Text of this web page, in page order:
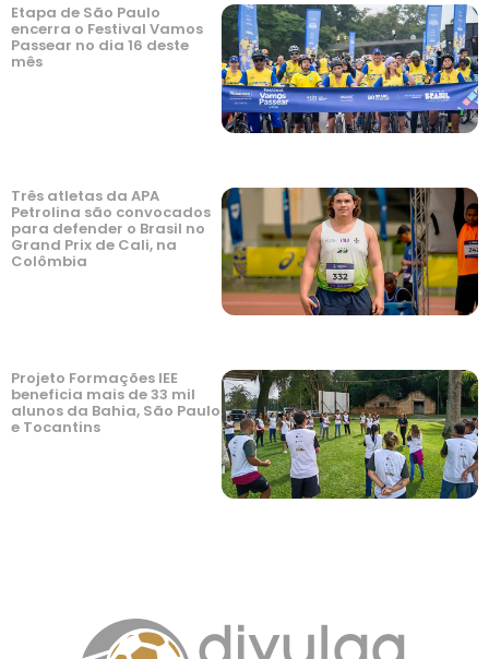
Etapa de São Paulo
encerra o Festival Vamos
Passear no dia 16 deste
mês
Três atletas da APA
Petrolina são convocados
para defender o Brasil no
Grand Prix de Cali, na
Colômbia
Projeto Formações IEE
beneficia mais de 33 mil
alunos da Bahia, São Paulo
e Tocantins